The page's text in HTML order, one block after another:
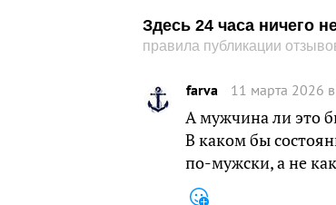
Здесь 24 часа ничего
правила публикации
farva 11 марта 2026
А мужчина ли это
В каком бы
по-мужски, а не